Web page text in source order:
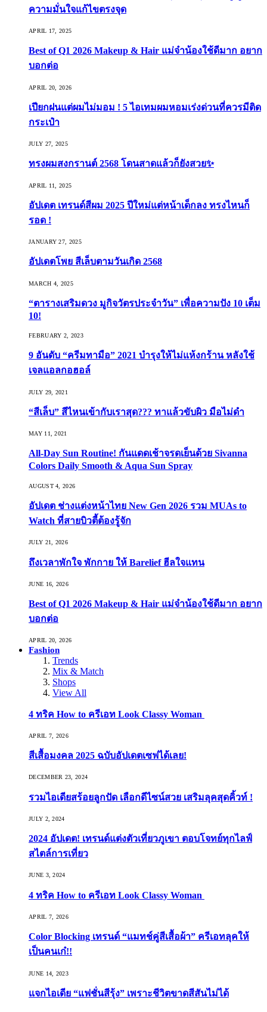
ความมั่นใจแก้ไขตรงจุด
APRIL 17, 2025
Best of Q1 2026 Makeup & Hair แม่จ๋าน้องใช้ดีมาก อยาก
บอกต่อ
APRIL 20, 2026
เปียกฝนแต่ผมไม่มอม ! 5 ไอเทมผมหอมเร่งด่วนที่ควรมีติด
กระเป๋า
JULY 27, 2025
ทรงผมสงกรานต์ 2568 โดนสาดแล้วก็ยังสวย✨
APRIL 11, 2025
อัปเดต เทรนด์สีผม 2025 ปีใหม่แต่หน้าเด็กลง ทรงไหนก็
รอด !
JANUARY 27, 2025
อัปเดตโพย สีเล็บตามวันเกิด 2568
MARCH 4, 2025
“ตารางเสริมดวง มูกิจวัตรประจำวัน” เพื่อความปัง 10 เต็ม
10!
FEBRUARY 2, 2023
9 อันดับ “ครีมทามือ” 2021 บำรุงให้ไม่แห้งกร้าน หลังใช้
เจลแอลกอฮอล์
JULY 29, 2021
“สีเล็บ” สีไหนเข้ากับเราสุด??? ทาแล้วขับผิว มือไม่ดำ
MAY 11, 2021
All-Day Sun Routine! กันแดดเช้าจรดเย็นด้วย Sivanna
Colors Daily Smooth & Aqua Sun Spray
AUGUST 4, 2026
อัปเดต ช่างแต่งหน้าไทย New Gen 2026 รวม MUAs to
Watch ที่สายบิวตี้ต้องรู้จัก
JULY 21, 2026
ถึงเวลาพักใจ พักกาย ให้ Barelief ฮีลใจแทน
JUNE 16, 2026
Best of Q1 2026 Makeup & Hair แม่จ๋าน้องใช้ดีมาก อยาก
บอกต่อ
APRIL 20, 2026
Fashion
Trends
Mix & Match
Shops
View All
4 ทริค How to ครีเอท Look Classy Woman
APRIL 7, 2026
สีเสื้อมงคล 2025 ฉบับอัปเดตเซฟได้เลย!
DECEMBER 23, 2024
รวมไอเดียสร้อยลูกปัด เลือกดีไซน์สวย เสริมลุคสุดคิ้วท์ !
JULY 2, 2024
2024 อัปเดต! เทรนด์แต่งตัวเที่ยวภูเขา ตอบโจทย์ทุกไลฟ์
สไตล์การเที่ยว
JUNE 3, 2024
4 ทริค How to ครีเอท Look Classy Woman
APRIL 7, 2026
Color Blocking เทรนด์ “แมทช์คู่สีเสื้อผ้า” ครีเอทลุคให้
เป็นคนเก๋!!
JUNE 14, 2023
แจกไอเดีย “แฟชั่นสีรุ้ง” เพราะชีวิตขาดสีสันไม่ได้